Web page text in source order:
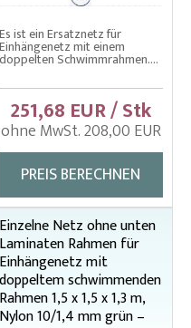
schwimmenden
Rahmen für
schwimmenden
Laminaten Rahmen für
schwimmenden
Es ist ein Ersatznetz für
Einhängenetz mit einem
doppelten Schwimmrahmen....
251,68 EUR / Stk
ohne MwSt. 208,00 EUR
PREIS BERECHNEN
Einzelne Netz ohne unten
Laminaten Rahmen für
Einhängenetz mit
doppeltem schwimmenden
Rahmen 1,5 x 1,5 x 1,3 m,
Nylon 10/1,4 mm grün –